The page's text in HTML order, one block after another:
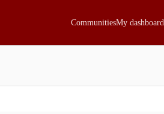
CommunitiesMy dashboard